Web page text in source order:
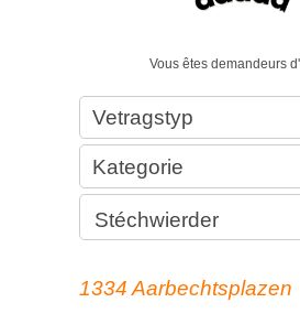
Vous êtes demandeurs
1334 Aarbechtsplazen